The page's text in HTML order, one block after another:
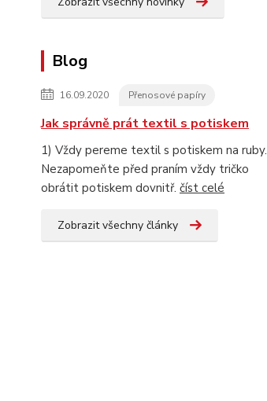
Blog
16.09.2020 Přenosové papíry
Jak správně prát textil s potiskem
1) Vždy pereme textil s potiskem na ruby.
Nezapomeňte před praním vždy tričko
obrátit potiskem dovnitř. číst celé
Zobrazit všechny články